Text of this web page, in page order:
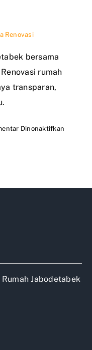
Renovasi
bersama
rumah
transparan,
Dinonaktifkan
Jabodetabek